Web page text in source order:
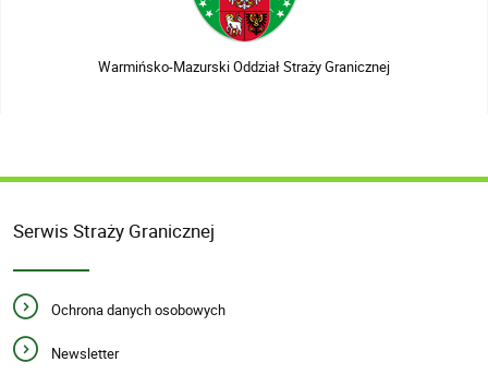
Warmińsko-Mazurski Oddział Straży Granicznej
Serwis Straży Granicznej
Ochrona danych osobowych
Newsletter